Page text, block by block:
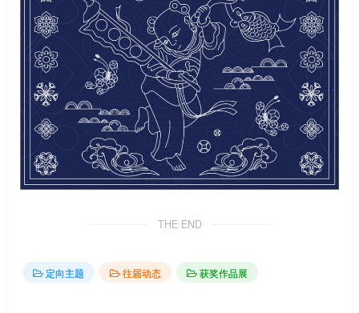
THE END
定向主题 往届动态 获奖作品展